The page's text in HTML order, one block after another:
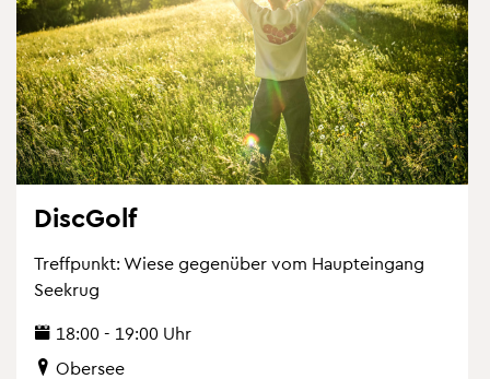
Di­scGolf
Treff­punkt: Wiese ge­gen­über vom Haupt­ein­gang
See­krug
18:00 - 19:00 Uhr
Ober­see